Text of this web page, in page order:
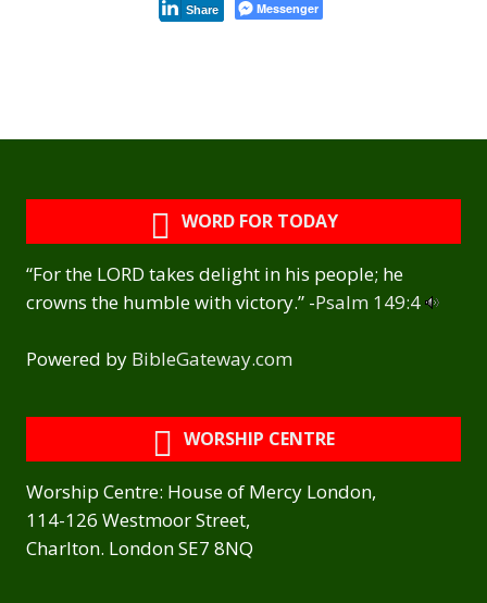
Share Messenger
WORD FOR TODAY
“For the LORD takes delight in his people; he
crowns the humble with victory.” -Psalm 149:4
Powered by BibleGateway.com
WORSHIP CENTRE
Worship Centre: House of Mercy London,
114-126 Westmoor Street,
Charlton. London SE7 8NQ